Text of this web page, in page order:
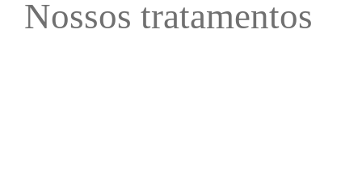
Nossos tratamentos